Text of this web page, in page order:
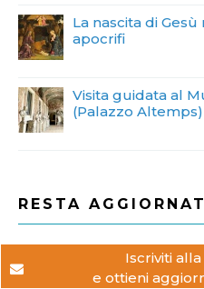
Iscriviti
e ottieni
La nascita di
apocrifi
Visita guidata al
(Palazzo Altemps)
RESTA
Iscriviti alla
aggiornato su